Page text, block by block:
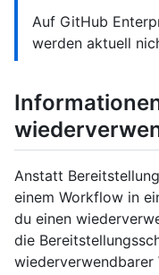
Auf GitHub
werden aktuell
Anstatt
einem Workflow in
du einen
die